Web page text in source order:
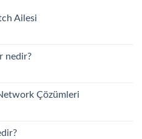
Ailesi
nedir?
Çözümleri